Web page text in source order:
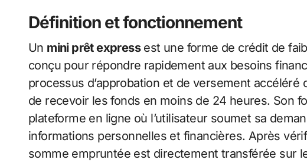
Définition et fonctionnement
Un mini prêt expressest une forme de crédit de
conçu pour répondre rapidement aux besoins
processus d’approbation et de versement
de recevoir les fonds en moins de 24 heures. Son
plateforme en ligne où l’utilisateur soumet sa
informations personnelles et financières. Après
somme empruntée est directement transférée sur